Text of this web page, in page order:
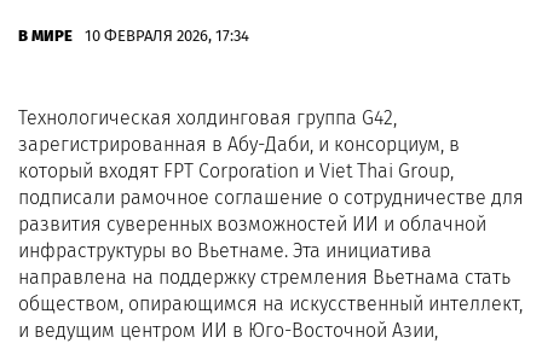
В МИРЕ 10 ФЕВРАЛЯ 2026, 17:34
Технологическая холдинговая группа G42,
зарегистрированная в Абу-Даби, и консорциум, в
который входят FPT Corporation и Viet Thai Group,
подписали рамочное соглашение о сотрудничестве для
развития суверенных возможностей ИИ и облачной
инфраструктуры во Вьетнаме. Эта инициатива
направлена на поддержку стремления Вьетнама стать
обществом, опирающимся на искусственный интеллект,
и ведущим центром ИИ в Юго-Восточной Азии,